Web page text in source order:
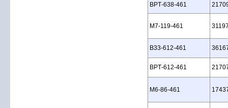
BPT‑638‑461
M7‑119‑461
B33‑612‑461
BPT‑612‑461
M6‑86‑461